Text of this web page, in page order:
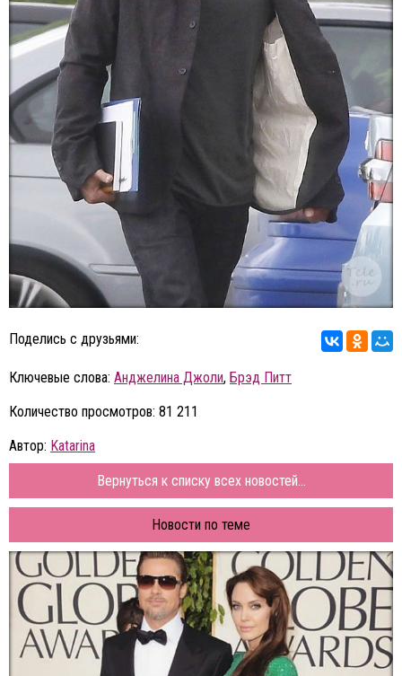
Поделись с друзьями:
Ключевые слова: Анджелина Джоли, Брэд Питт
Количество просмотров: 81 211
Автор: Katarina
Вернуться к списку всех новостей...
Новости по теме